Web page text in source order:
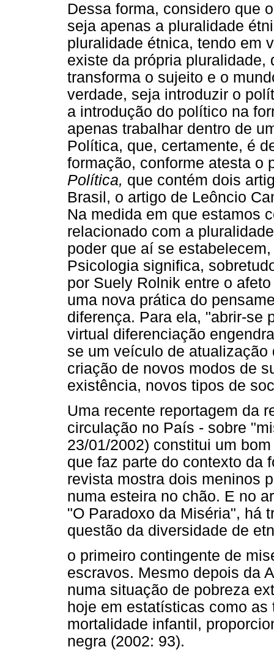
Dessa forma, considero que
seja apenas a pluralidade
pluralidade étnica, tendo em
existe da própria
transforma o sujeito e o
verdade, seja introduzir o
a introdução do político na
apenas trabalhar dentro de
Política, que, certamente, é
formação, conforme atesta o
Política, que contém dois
Brasil, o artigo de Leôncio
Na medida em que estamos
relacionado com a
poder que aí se
Psicologia significa,
por Suely Rolnik entre o
uma nova prática do
diferença. Para ela, "abrir-se
virtual diferenciação
se um veículo de
criação de novos modos de
existência, novos tipos de
Uma recente reportagem da
circulação no País - sobre
23/01/2002) constitui um
que faz parte do contexto da
revista mostra dois meninos
numa esteira no chão. E no
"O Paradoxo da Miséria", há
questão da diversidade de
o primeiro contingente de
escravos. Mesmo depois da
numa situação de pobreza
hoje em estatísticas como
mortalidade infantil,
negra (2002: 93).